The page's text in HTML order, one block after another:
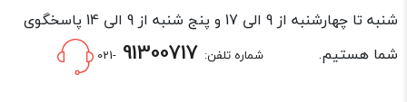
شنبه تا چهارشنبه از 9 الی 17 و پنج شنبه از 9 الی 14 پاسخگوی
شما هستیم.
شماره تلفن: -021